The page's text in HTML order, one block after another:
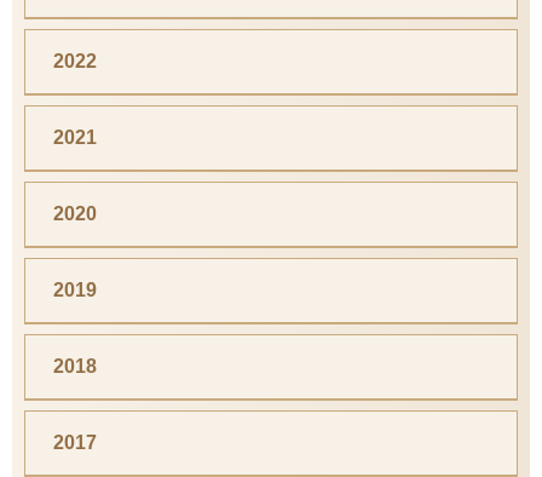
2022
2021
2020
2019
2018
2017